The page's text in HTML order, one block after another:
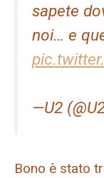
sapete
noi… e
—U2
Bono è stato